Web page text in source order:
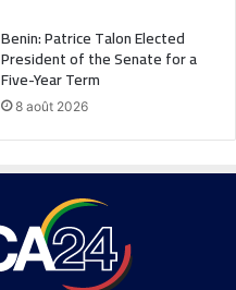
Benin: Patrice Talon Elected
President of the Senate for a
Five-Year Term
8 août 2026